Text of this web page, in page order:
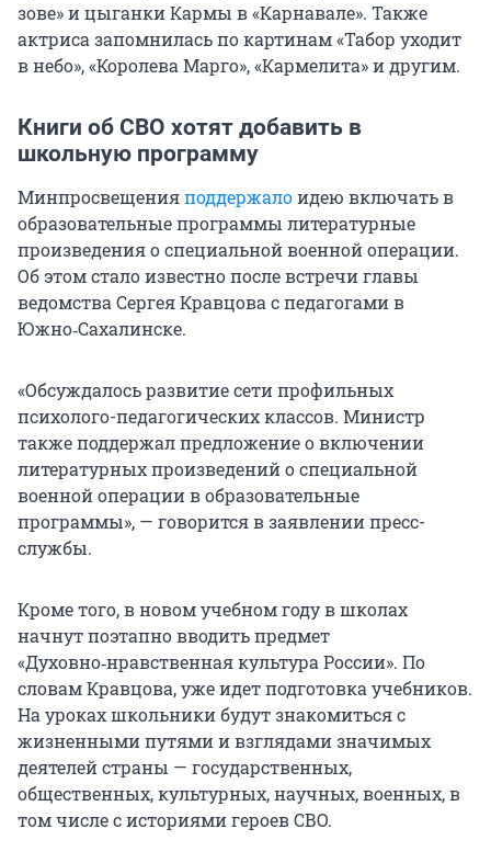
зове» и цыганки Кармы в «Карнавале». Также
актриса запомнилась по картинам «Табор уходит
в небо», «Королева Марго», «Кармелита» и другим.
Книги об СВО хотят добавить в
школьную программу
Минпросвещенияподдержалоидею включать в
образовательные программы литературные
произведения о специальной военной операции.
Об этом стало известно после встречи главы
ведомства Сергея Кравцова с педагогами в
Южно‑Сахалинске.
«Обсуждалось развитие сети профильных
психолого-педагогических классов. Министр
также поддержал предложение о включении
литературных произведений о специальной
военной операции в образовательные
программы», — говорится в заявлении пресс-
службы.
Кроме того, в новом учебном году в школах
начнут поэтапно вводить предмет
«Духовно‑нравственная культура России». По
словам Кравцова, уже идет подготовка учебников.
На уроках школьники будут знакомиться с
жизненными путями и взглядами значимых
деятелей страны — государственных,
общественных, культурных, научных, военных, в
том числе с историями героев СВО.